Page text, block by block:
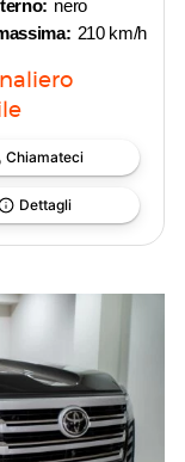
nero
210 km/h
Chiamateci
Dettagli